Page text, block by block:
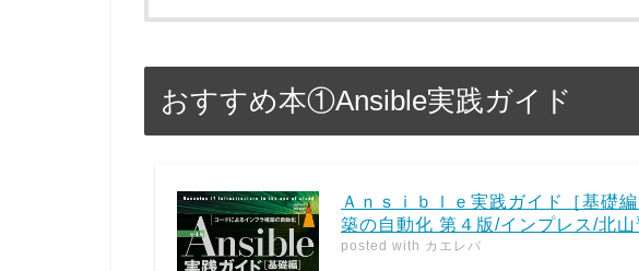
おすすめ本①Ansible実践ガイド
Ａｎｓｉｂｌｅ実践ガイド［基礎
築の自動化 第４版/インプレス/北山
posted with カエレバ